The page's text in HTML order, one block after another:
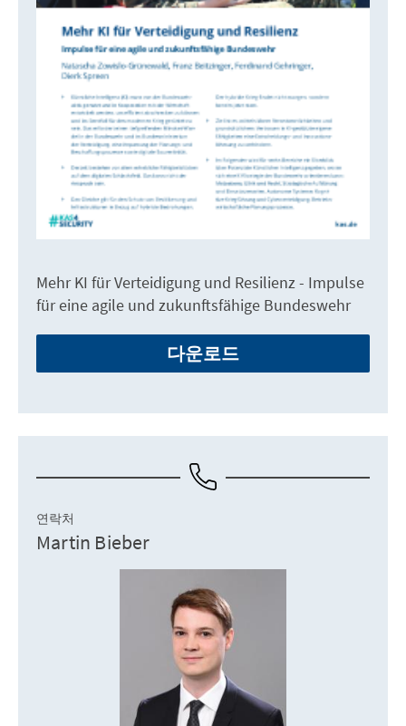
Mehr KI für Verteidigung und Resilienz - Impulse
für eine agile und zukunftsfähige Bundeswehr
다운로드
연락처
Martin Bieber